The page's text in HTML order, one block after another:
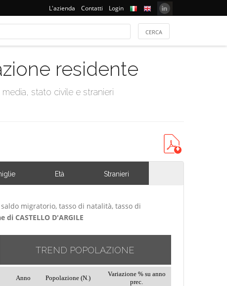
L'azienda Contatti Login
residente
stato civile e stranieri
Età Stranieri
migratorio, tasso di natalità, tasso di
di CASTELLO D'ARGILE
TREND POPOLAZIONE
Anno Popolazione (N.)
Variazione % su anno
prec.